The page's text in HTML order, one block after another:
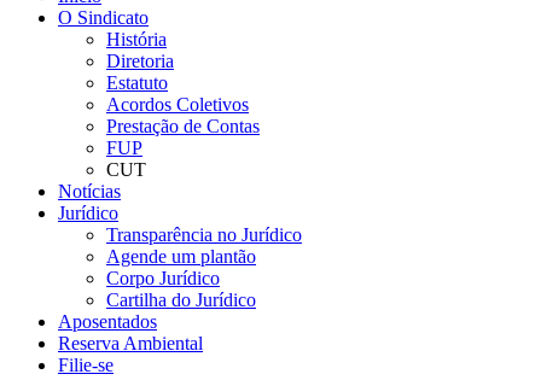
O Sindicato
História
Diretoria
Estatuto
Acordos Coletivos
Prestação de Contas
FUP
CUT
Notícias
Jurídico
Transparência no Jurídico
Agende um plantão
Corpo Jurídico
Cartilha do Jurídico
Aposentados
Reserva Ambiental
Filie-se